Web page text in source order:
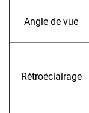
Angle de vue
Rétroéclairage